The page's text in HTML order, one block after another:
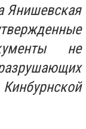
Янишевская
не